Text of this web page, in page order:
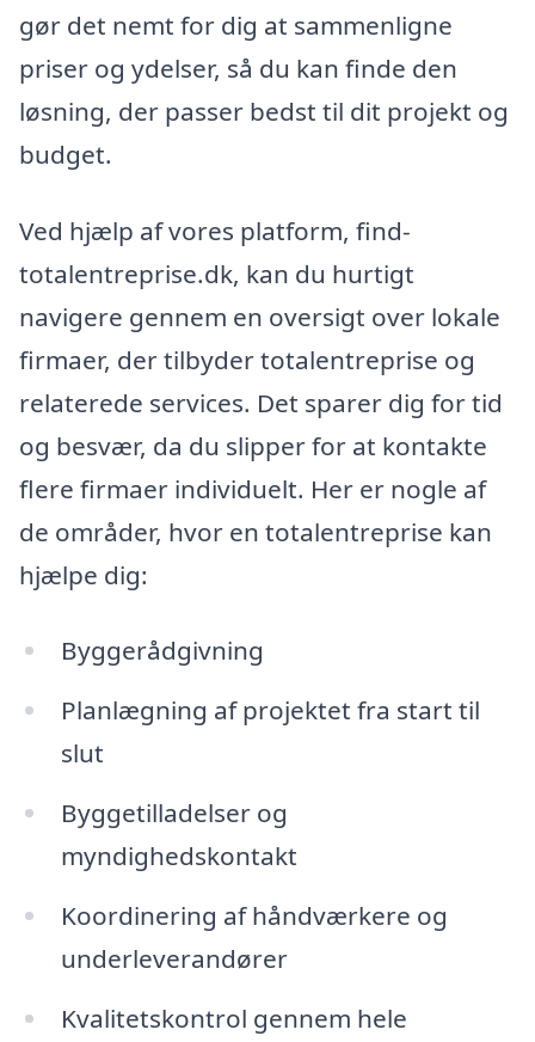
gør det nemt for dig at sammenligne
priser og ydelser, så du kan finde den
løsning, der passer bedst til dit projekt og
budget.
Ved hjælp af vores platform, find-
totalentreprise.dk, kan du hurtigt
navigere gennem en oversigt over lokale
firmaer, der tilbyder totalentreprise og
relaterede services. Det sparer dig for tid
og besvær, da du slipper for at kontakte
flere firmaer individuelt. Her er nogle af
de områder, hvor en totalentreprise kan
hjælpe dig:
Byggerådgivning
Planlægning af projektet fra start til
slut
Byggetilladelser og
myndighedskontakt
Koordinering af håndværkere og
underleverandører
Kvalitetskontrol gennem hele